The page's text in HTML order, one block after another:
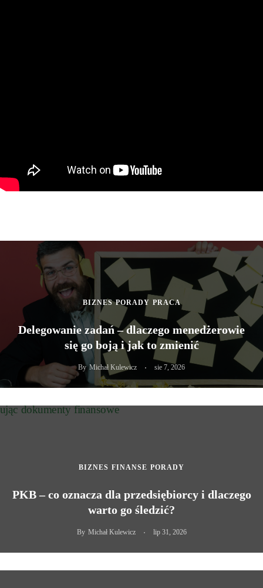
BIZNES PORADY PRACA
Delegowanie zadań – dlaczego menedżerowie
się go boją i jak to zmienić
By Michał Kulewicz sie 7, 2026
BIZNES FINANSE PORADY
PKB – co oznacza dla przedsiębiorcy i dlaczego
warto go śledzić?
By Michał Kulewicz lip 31, 2026